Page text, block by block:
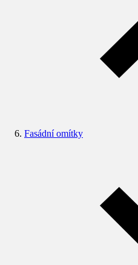
Fasádní omítky